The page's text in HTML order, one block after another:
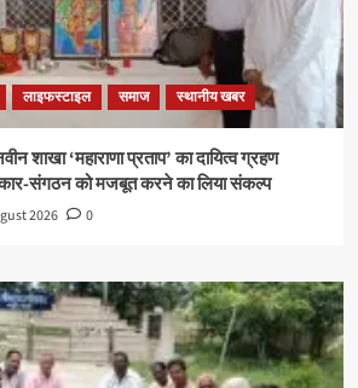
लाइफस्टाइल समाज स्थानीय खबर
शाखा ‘महाराणा प्रताप’ का दायित्व ग्रहण
संगठन को मजबूत करने का लिया संकल्प
2026 0